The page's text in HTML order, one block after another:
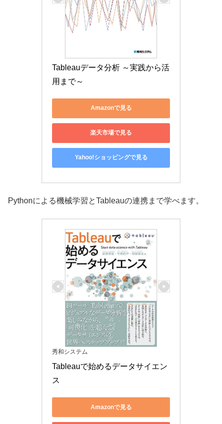
Tableauデータ分析 ～実践から活
用まで～
Amazonで見る
楽天市場で見る
Yahoo!ショッピングで見る
Pythonによる機械学習とTableauの連携まで学べます。
秀和システム
Tableauで始めるデータサイエン
ス
Amazonで見る